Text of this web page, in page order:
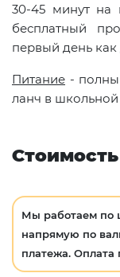
30-45 минут на
бесплатный
первый день
Питание -
ланч в школьной
Стоимость
Мы работаем по
напрямую по
платежа. Оплата